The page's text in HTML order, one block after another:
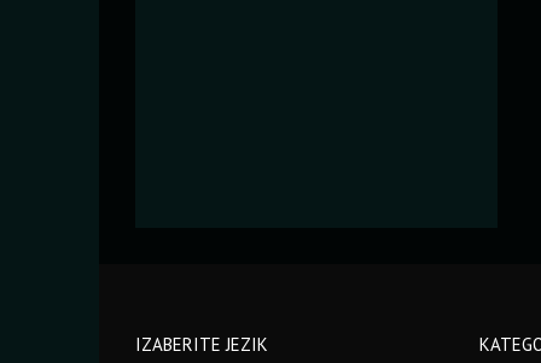
IZABERITE JEZIK